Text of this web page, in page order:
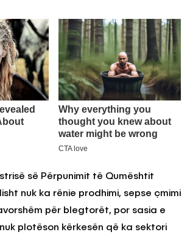
së Përpunimit të Qumështit
nuk ka rënie prodhimi, sepse çmimi
për blegtorët, por sasia e
plotëson kërkesën që ka sektori